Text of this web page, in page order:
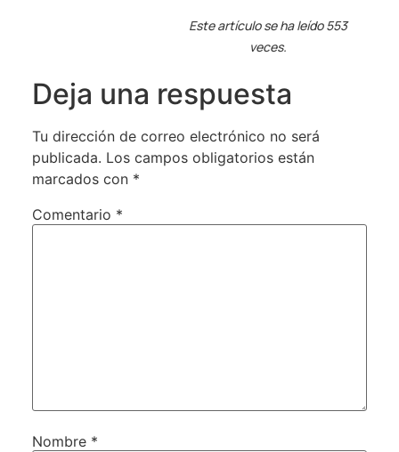
Este artículo se ha leído 553
veces.
Deja una respuesta
Tu dirección de correo electrónico no será
publicada. Los campos obligatorios están
marcados con *
Comentario *
Nombre *